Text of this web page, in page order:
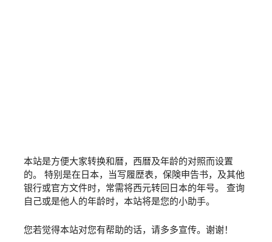
本站是方便大家转换和暦，西暦及年龄的对照而设置
的。 特别是在日本，当写履歴表，保険申告书，及其他
银行或官方文件时，常需将西元转回日本的年号。 查询
自己或是他人的年龄时，本站将是您的小助手。
您若觉得本站对您有帮助的话，请多多宣传。谢谢！